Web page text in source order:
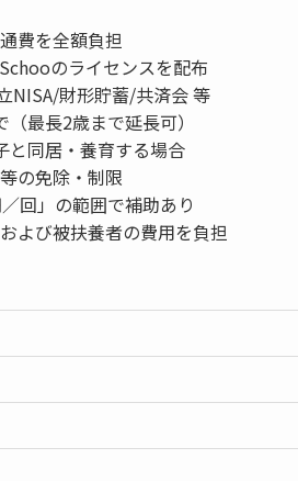
費を全額負担
のライセンスを配布
NISA/財形貯蓄/共済会 等
最長2歳まで延長可）
と同居・養育する場合
の免除・制限
回」の範囲で補助あり
よび被扶養者の費用を負担